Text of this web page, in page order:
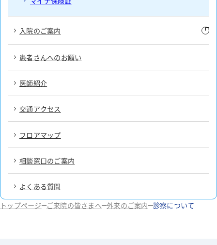
入院のご案内
入院の手続
入院生活
お部屋について
お見舞い、付きそい
患者さんへのお願い
医師紹介
交通アクセス
フロアマップ
相談窓口のご案内
よくある質問
トップページ ご来院の皆さまへ 外来のご案内 診察について